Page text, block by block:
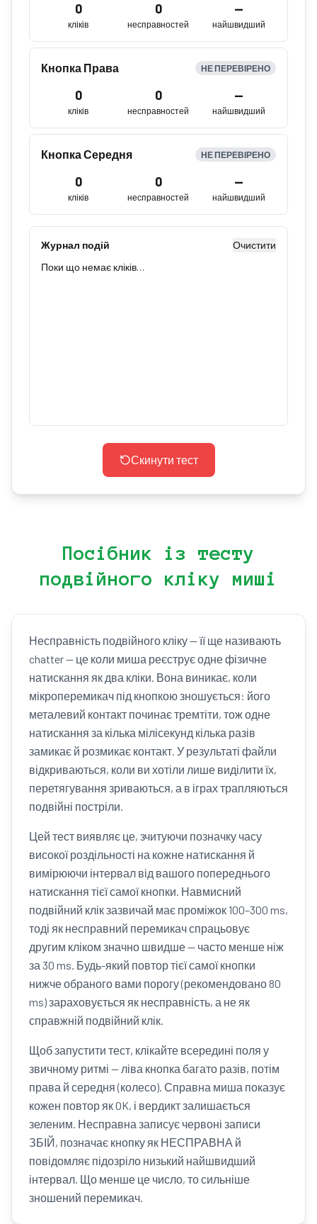
0
кліків
0
несправностей
—
найшвидший
Кнопка Права НЕ ПЕРЕВІРЕНО
0
кліків
0
несправностей
—
найшвидший
Кнопка Середня НЕ ПЕРЕВІРЕНО
0
кліків
0
несправностей
—
найшвидший
Журнал подій
Очистити
Поки що немає кліків…
Скинути тест
Посібник із тесту
подвійного кліку миші
Несправність подвійного кліку — її ще називають
chatter — це коли миша реєструє одне фізичне
натискання як два кліки. Вона виникає, коли
мікроперемикач під кнопкою зношується: його
металевий контакт починає тремтіти, тож одне
натискання за кілька мілісекунд кілька разів
замикає й розмикає контакт. У результаті файли
відкриваються, коли ви хотіли лише виділити їх,
перетягування зриваються, а в іграх трапляються
подвійні постріли.
Цей тест виявляє це, зчитуючи позначку часу
високої роздільності на кожне натискання й
вимірюючи інтервал від вашого попереднього
натискання тієї самої кнопки. Навмисний
подвійний клік зазвичай має проміжок 100–300 ms,
тоді як несправний перемикач спрацьовує
другим кліком значно швидше — часто менше ніж
за 30 ms. Будь-який повтор тієї самої кнопки
нижче обраного вами порогу (рекомендовано 80
ms) зараховується як несправність, а не як
справжній подвійний клік.
Щоб запустити тест, клікайте всередині поля у
звичному ритмі — ліва кнопка багато разів, потім
права й середня (колесо). Справна миша показує
кожен повтор як OK, і вердикт залишається
зеленим. Несправна записує червоні записи
ЗБІЙ, позначає кнопку як НЕСПРАВНА й
повідомляє підозріло низький найшвидший
інтервал. Що менше це число, то сильніше
зношений перемикач.